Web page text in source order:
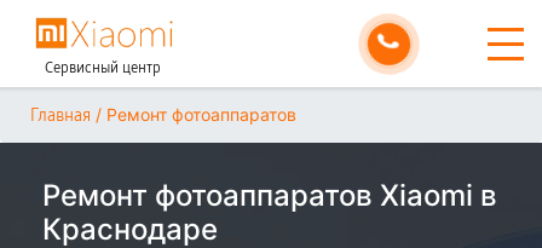
Сервисный центр
Главная / Ремонт фотоаппаратов
Ремонт фотоаппаратов Xiaomi в
Краснодаре